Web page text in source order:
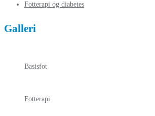
Fotterapi og diabetes
Galleri
Basisfot
Fotterapi